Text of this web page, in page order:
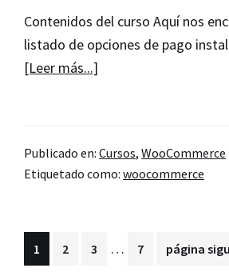
privacidad
Contenidos del curso Aquí nos
listado de opciones de pago
[Leer más...]
WooCommerce
–
Publicado en: Cursos, WooCommerce
Etiquetado como: woocommerce
Página
1 Página
2 Página
3
Páginas
… Página
7
Ir
página